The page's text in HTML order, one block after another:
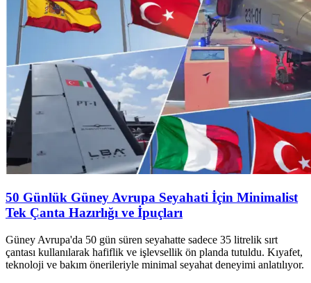
50 Günlük Güney Avrupa Seyahati İçin Minimalist
Tek Çanta Hazırlığı ve İpuçları
Güney Avrupa'da 50 gün süren seyahatte sadece 35 litrelik sırt
çantası kullanılarak hafiflik ve işlevsellik ön planda tutuldu. Kıyafet,
teknoloji ve bakım önerileriyle minimal seyahat deneyimi anlatılıyor.